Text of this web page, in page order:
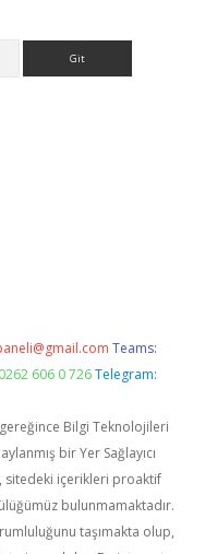
Teams:
606 0 726 Telegram:
gereğince Bilgi Teknolojileri
bir Yer Sağlayıcı
sitedeki içerikleri proaktif
bulunmamaktadır.
taşımakta olup,